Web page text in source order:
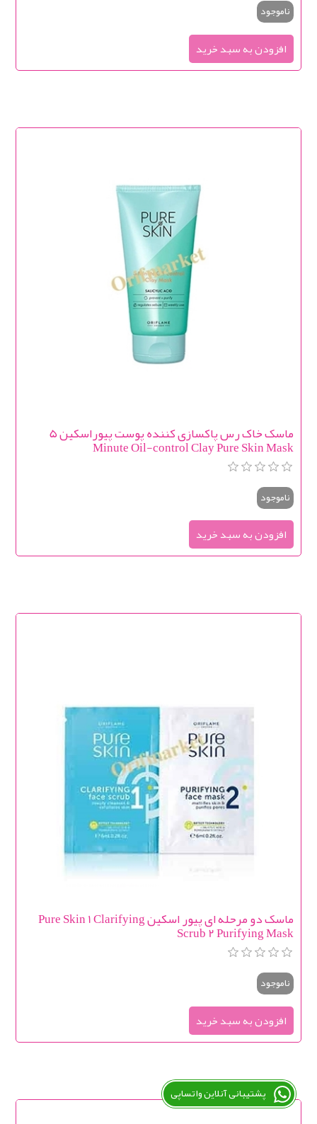
ناموجود
ماسک خاک رس پاکسازی کننده پوست پیوراسکین 5
Minute Oil-control Clay Pure Skin Mask
ناموجود
ماسک دو مرحله ای پیور اسکین Pure Skin 1 Clarifying
Scrub 2 Purifying Mask
ناموجود
پشتیبانی آنلاین واتساپی